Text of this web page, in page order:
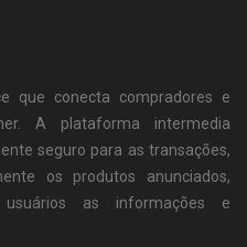
que conecta compradores e
A plataforma intermedia
seguro para as transações,
os produtos anunciados,
usuários as informações e